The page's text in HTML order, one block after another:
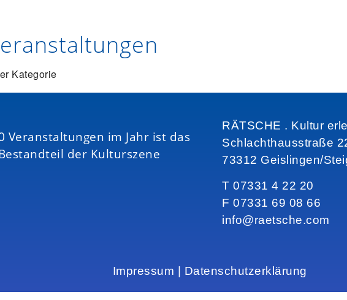
Kategorie
im Jahr ist das
der Kulturszene
RÄTSCHE . Kultur
Schlachthausstraße
73312 Geislingen/
T 07331 4 22 20
F 07331 69 08 66
info@raetsche.com
Impressum | Datenschutzerklärung